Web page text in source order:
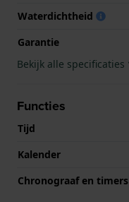
Waterdichtheid
Garantie
Bekijk alle specificaties
Functies
Tijd
Kalender
Chronograaf en timers